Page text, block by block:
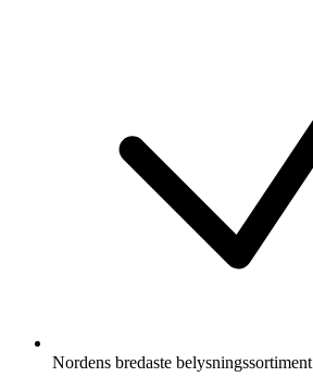
Nordens bredaste belysningssortiment